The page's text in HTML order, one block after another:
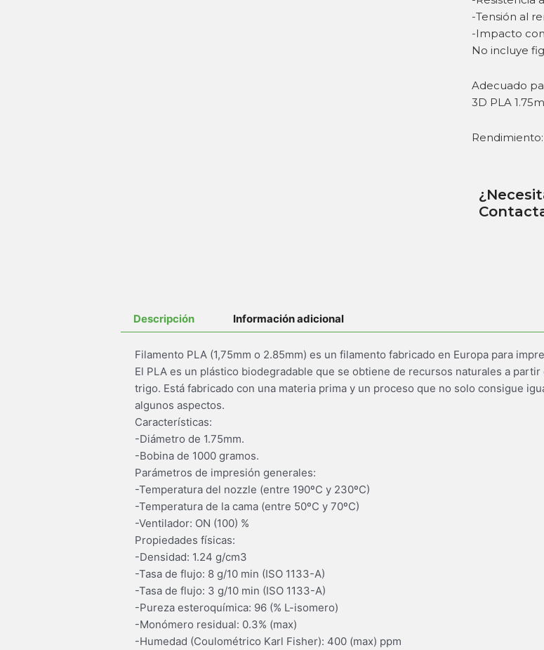
-Tensión al
-Impacto con
No incluye
Adecuado
3D PLA
Rendimiento:
Descripción Información adicional
Filamento PLA (1,75mm o 2.85mm) es un filamento fabricado en Europa para
El PLA es un plástico biodegradable que se obtiene de recursos naturales a
trigo. Está fabricado con una materia prima y un proceso que no solo consigue
algunos aspectos.
Características:
-Diámetro de 1.75mm.
-Bobina de 1000 gramos.
Parámetros de impresión generales:
-Temperatura del nozzle (entre 190ºC y 230ºC)
-Temperatura de la cama (entre 50ºC y 70ºC)
-Ventilador: ON (100) %
Propiedades físicas:
-Densidad: 1.24 g/cm3
-Tasa de flujo: 8 g/10 min (ISO 1133-A)
-Tasa de flujo: 3 g/10 min (ISO 1133-A)
-Pureza esteroquímica: 96 (% L-isomero)
-Monómero residual: 0.3% (max)
-Humedad (Coulométrico Karl Fisher): 400 (max) ppm